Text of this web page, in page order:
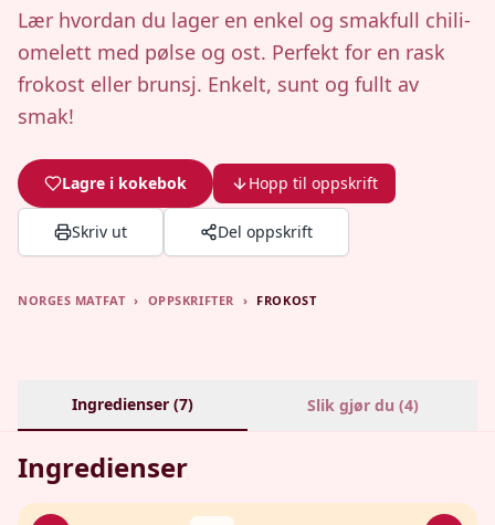
Lær hvordan du lager en enkel og smakfull chili-
omelett med pølse og ost. Perfekt for en rask
frokost eller brunsj. Enkelt, sunt og fullt av
smak!
Lagre i kokebok Hopp til oppskrift
Skriv ut Del oppskrift
NORGES MATFAT › OPPSKRIFTER › FROKOST
Ingredienser (7) Slik gjør du (4)
Ingredienser